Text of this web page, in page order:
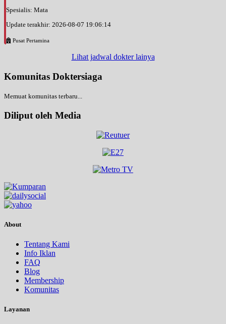
Spesialis: Mata
Update terakhir: 2026-08-07 19:06:14
Pusat Pertamina
Lihat jadwal dokter lainya
Komunitas Doktersiaga
Memuat komunitas terbaru...
Diliput oleh Media
About
Tentang Kami
Info Iklan
FAQ
Blog
Membership
Komunitas
Layanan